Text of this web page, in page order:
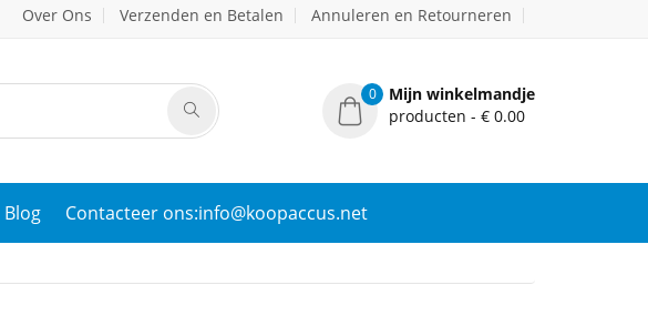
Over Ons Verzenden en Betalen Annuleren en Retourneren
0
Mijn winkelmandje
producten - € 0.00
Blog Contacteer ons:info@koopaccus.net